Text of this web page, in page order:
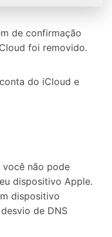
de confirmação
foi removido.
do iCloud e
você não pode
dispositivo Apple.
dispositivo
de DNS